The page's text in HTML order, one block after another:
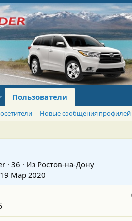
Пользователи
Новые сообщения профилей
· 36 · Из Ростов-на-Дону
19 Мар 2020